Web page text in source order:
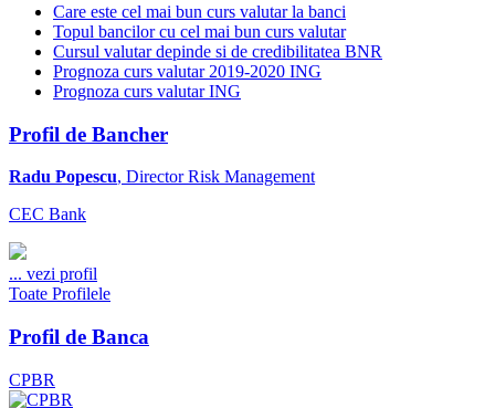
Care este cel mai bun curs valutar la banci
Topul bancilor cu cel mai bun curs valutar
Cursul valutar depinde si de credibilitatea BNR
Prognoza curs valutar 2019-2020 ING
Prognoza curs valutar ING
Profil de Bancher
Radu Popescu, Director Risk Management
CEC Bank
... vezi profil
Toate Profilele
Profil de Banca
CPBR